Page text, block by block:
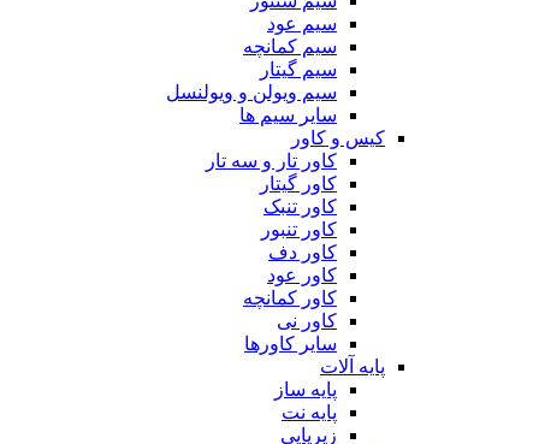
سیم عود
سیم کمانچه
سیم گیتار
سیم ویولن و ویولنسل
سایر سیم ها
کیس و کاور
کاور تار و سه تار
کاور گیتار
کاور تنبک
کاور تنبور
کاور دف
کاور عود
کاور کمانچه
کاور نی
سایر کاورها
پایه آلات
پایه ساز
پایه نت
زیرپایی